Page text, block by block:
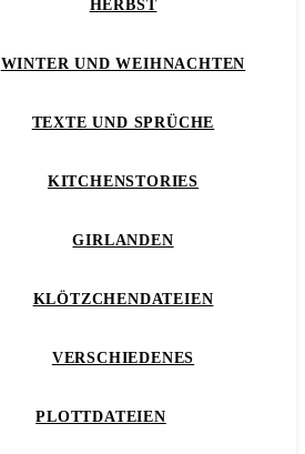
HERBST
WINTER UND WEIHNACHTEN
TEXTE UND SPRÜCHE
KITCHENSTORIES
GIRLANDEN
KLÖTZCHENDATEIEN
VERSCHIEDENES
PLOTTDATEIEN